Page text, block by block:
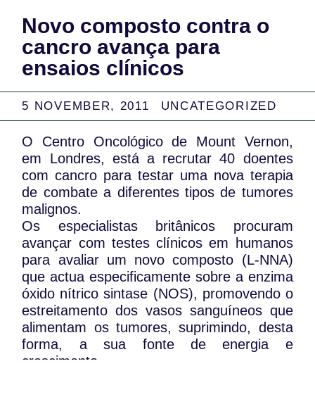
Novo composto contra o
cancro avança para
ensaios clínicos
5 NOVEMBER, 2011 UNCATEGORIZED
O Centro Oncológico de Mount Vernon,
em Londres, está a recrutar 40 doentes
com cancro para testar uma nova terapia
de combate a diferentes tipos de tumores
malignos.
Os especialistas britânicos procuram
avançar com testes clínicos em humanos
para avaliar um novo composto (L-NNA)
que actua especificamente sobre a enzima
óxido nítrico sintase (NOS), promovendo o
estreitamento dos vasos sanguíneos que
alimentam os tumores, suprimindo, desta
forma, a sua fonte de energia e
crescimento.